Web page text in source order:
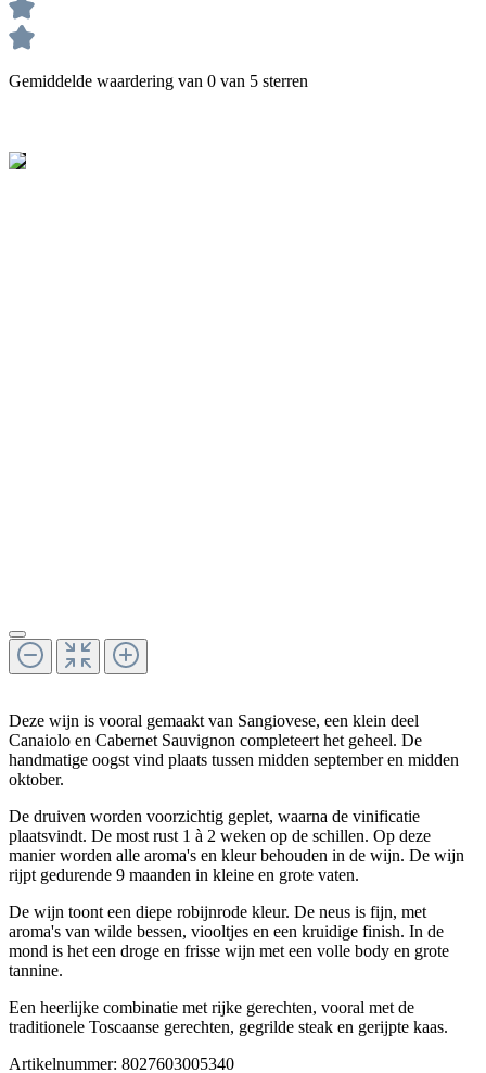
Gemiddelde waardering van 0 van 5 sterren
Deze wijn is vooral gemaakt van Sangiovese, een klein deel
Canaiolo en Cabernet Sauvignon completeert het geheel. De
handmatige oogst vind plaats tussen midden september en midden
oktober.
De druiven worden voorzichtig geplet, waarna de vinificatie
plaatsvindt. De most rust 1 à 2 weken op de schillen. Op deze
manier worden alle aroma's en kleur behouden in de wijn. De wijn
rijpt gedurende 9 maanden in kleine en grote vaten.
De wijn toont een diepe robijnrode kleur. De neus is fijn, met
aroma's van wilde bessen, viooltjes en een kruidige finish. In de
mond is het een droge en frisse wijn met een volle body en grote
tannine.
Een heerlijke combinatie met rijke gerechten, vooral met de
traditionele Toscaanse gerechten, gegrilde steak en gerijpte kaas.
Artikelnummer: 8027603005340